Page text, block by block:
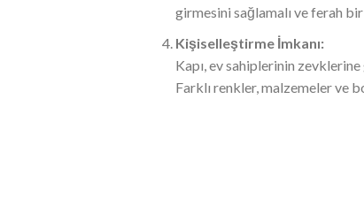
girmesini sağlamalı ve ferah
Kişiselleştirme İmkanı:
Kapı, ev sahiplerinin
Farklı renkler, malzemeler ve